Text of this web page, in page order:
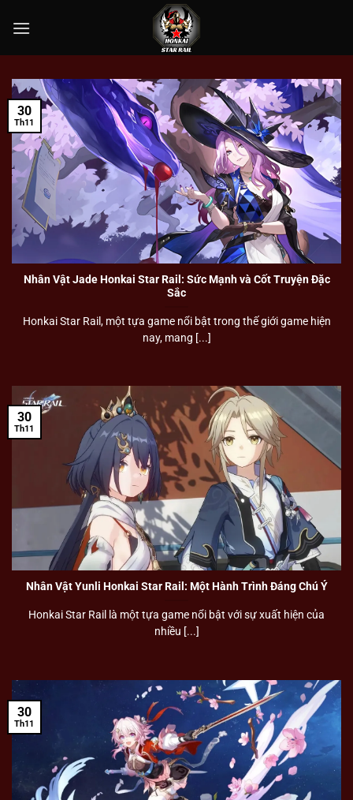
đến
Nhân Vật Jade Honkai Star Rail: Sức Mạnh và Cốt Truyện Đặc
Sắc
Honkai Star Rail, một tựa game nổi bật trong thế giới game hiện
nay, mang [...]
30
Th11
Nhân Vật Yunli Honkai Star Rail: Một Hành Trình Đáng Chú Ý
Honkai Star Rail là một tựa game nổi bật với sự xuất hiện của
nhiều [...]
30
Th11
30
Th11